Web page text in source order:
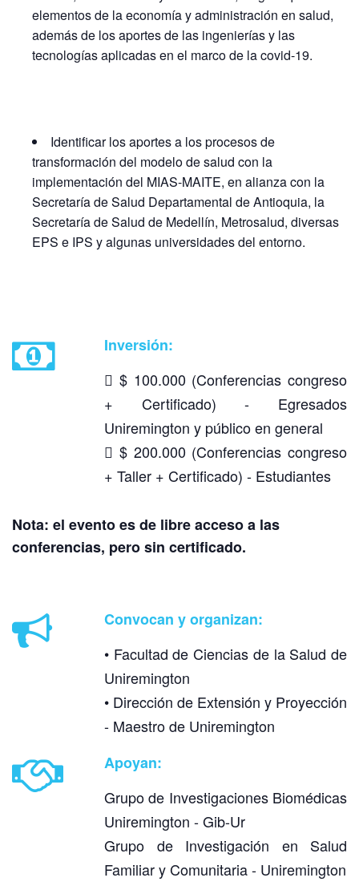
elementos de la economía y administración en salud,
además de los aportes de las ingenierías y las
tecnologías aplicadas en el marco de la covid-19.
Identificar los aportes a los procesos de
transformación del modelo de salud con la
implementación del MIAS-MAITE, en alianza con la
Secretaría de Salud Departamental de Antioquia, la
Secretaría de Salud de Medellín, Metrosalud, diversas
EPS e IPS y algunas universidades del entorno.
Inversión:
 $ 100.000 (Conferencias congreso
+ Certificado) - Egresados
Uniremington y público en general
 $ 200.000 (Conferencias congreso
+ Taller + Certificado) - Estudiantes
Nota: el evento es de libre acceso a las
conferencias, pero sin certificado.
Convocan y organizan:
• Facultad de Ciencias de la Salud de
Uniremington
• Dirección de Extensión y Proyección
- Maestro de Uniremington
Apoyan:
Grupo de Investigaciones Biomédicas
Uniremington - Gib-Ur
Grupo de Investigación en Salud
Familiar y Comunitaria - Uniremington